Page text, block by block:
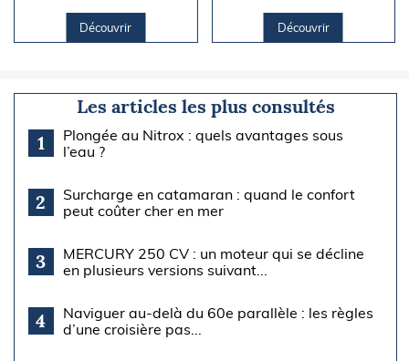
Découvrir Découvrir
Les articles les plus consultés
1
Plongée au Nitrox : quels avantages sous
l’eau ?
2
Surcharge en catamaran : quand le confort
peut coûter cher en mer
3
MERCURY 250 CV : un moteur qui se décline
en plusieurs versions suivant...
4
Naviguer au-delà du 60e parallèle : les règles
d’une croisière pas...